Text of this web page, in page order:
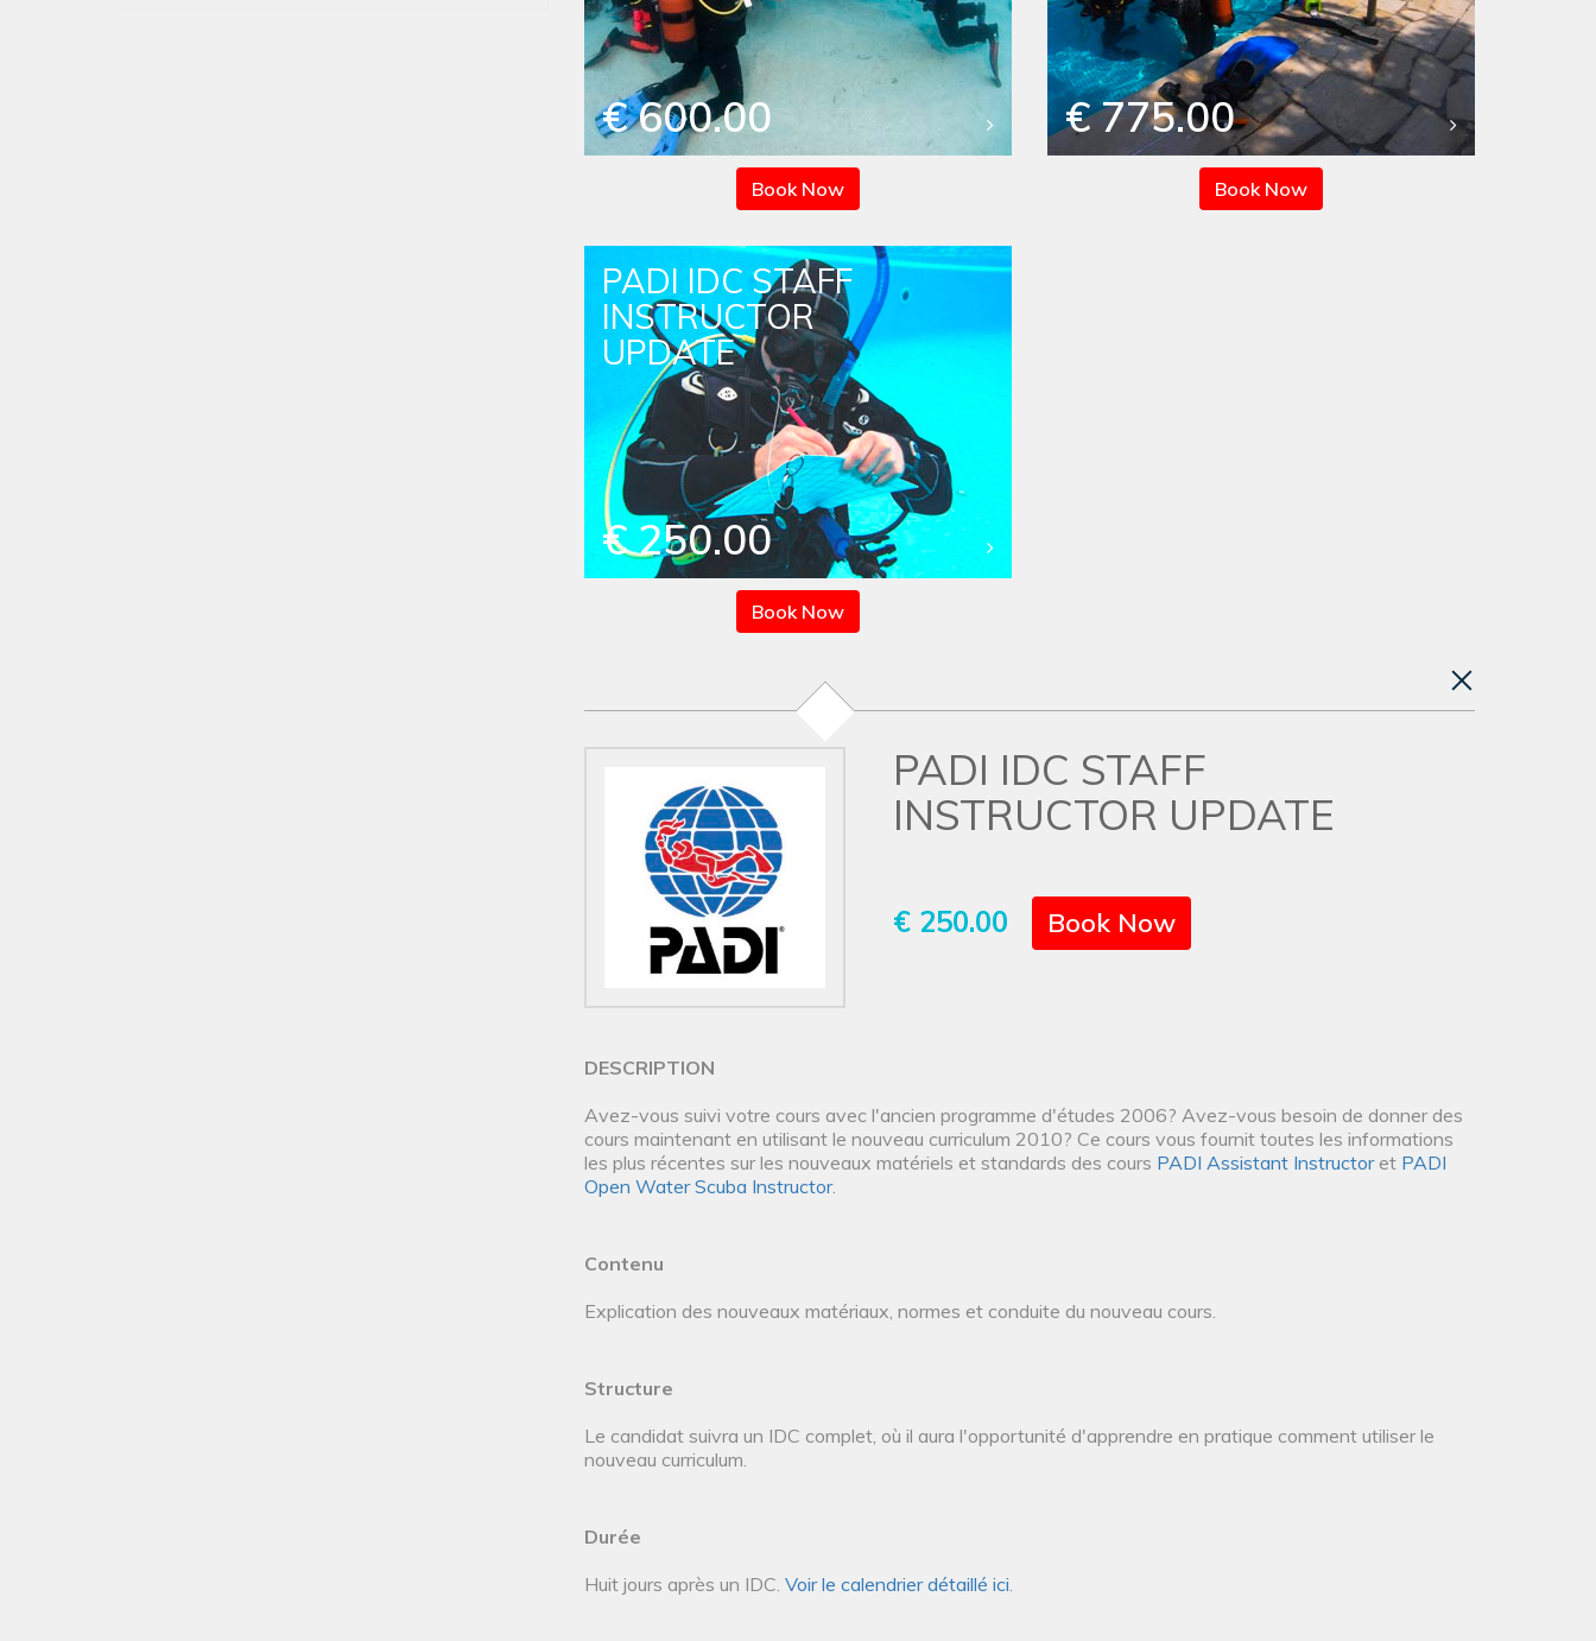
€ 600.00
Book Now
€ 775.00
Book Now
PADI IDC STAFF
INSTRUCTOR
UPDATE
€ 250.00
Book Now
PADI IDC STAFF
INSTRUCTOR UPDATE
€ 250.00 Book Now
DESCRIPTION
Avez-vous suivi votre cours avec l'ancien programme d'études 2006? Avez-vous besoin de donner des
cours maintenant en utilisant le nouveau curriculum 2010? Ce cours vous fournit toutes les informations
les plus récentes sur les nouveaux matériels et standards des cours PADI Assistant Instructoret PADI
Open Water Scuba Instructor.
Contenu
Explication des nouveaux matériaux, normes et conduite du nouveau cours.
Structure
Le candidat suivra un IDC complet, où il aura l'opportunité d'apprendre en pratique comment utiliser le
nouveau curriculum.
Durée
Huit jours après un IDC. Voir le calendrier détaillé ici.